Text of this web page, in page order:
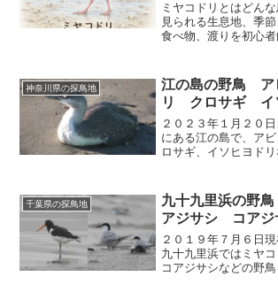
ミヤコドリとはどん
見られる生息地、季節
食べ物、渡りを初心
介します。
神奈川県の探鳥地
江の島の野鳥
リ クロサギ イ
２０２３年１月２０
にある江の島で、ア
ロサギ、イソヒヨド
千葉県の探鳥地
九十九里浜の野
アジサシ コア
２０１９年７月６日
九十九里浜ではミヤコ
コアジサシなどの野